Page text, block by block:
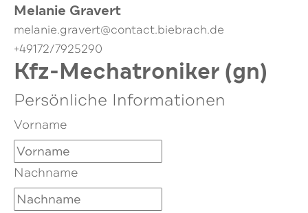
Melanie Gravert
melanie.gravert@contact.biebrach.de
+49172/7925290
Kfz-Mechatroniker (gn)
Persönliche Informationen
Vorname
Nachname